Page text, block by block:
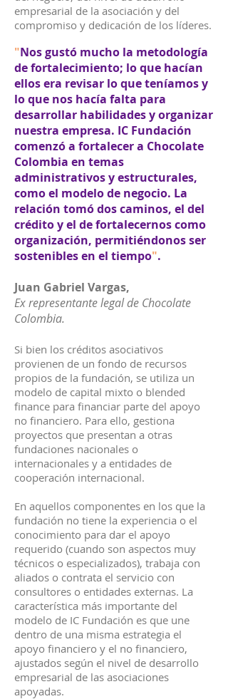
empresarial de la asociación y del
compromiso y dedicación de los líderes.
"Nos gustó mucho la metodología
de fortalecimiento; lo que hacían
ellos era revisar lo que teníamos y
lo que nos hacía falta para
desarrollar habilidades y organizar
nuestra empresa. IC Fundación
comenzó a fortalecer a Chocolate
Colombia en temas
administrativos y estructurales,
como el modelo de negocio. La
relación tomó dos caminos, el del
crédito y el de fortalecernos como
organización, permitiéndonos ser
sostenibles en el tiempo".
Juan Gabriel Vargas,
Ex representante legal de Chocolate
Colombia.
Si bien los créditos asociativos
provienen de un fondo de recursos
propios de la fundación, se utiliza un
modelo de capital mixto o blended
finance para financiar parte del apoyo
no financiero. Para ello, gestiona
proyectos que presentan a otras
fundaciones nacionales o
internacionales y a entidades de
cooperación internacional.
En aquellos componentes en los que la
fundación no tiene la experiencia o el
conocimiento para dar el apoyo
requerido (cuando son aspectos muy
técnicos o especializados), trabaja con
aliados o contrata el servicio con
consultores o entidades externas. La
característica más importante del
modelo de IC Fundación es que une
dentro de una misma estrategia el
apoyo financiero y el no financiero,
ajustados según el nivel de desarrollo
empresarial de las asociaciones
apoyadas.